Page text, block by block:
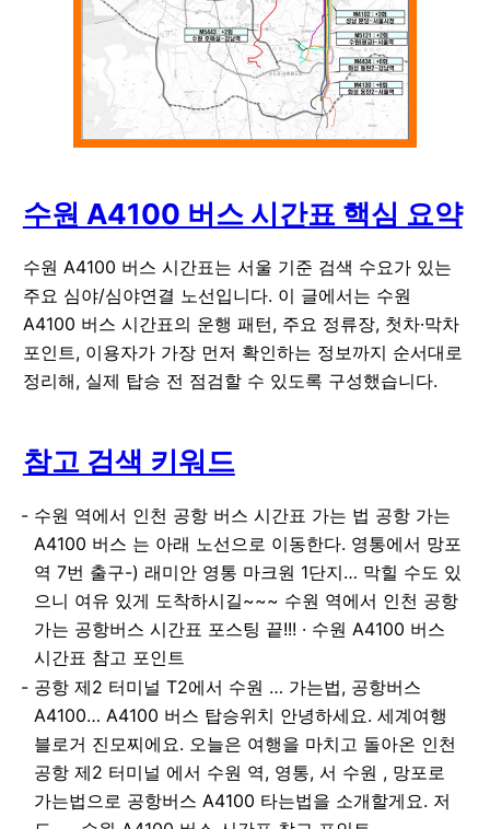
수원 A4100 버스 시간표 핵심 요약
수원 A4100 버스 시간표는 서울 기준 검색 수요가 있는
주요 심야/심야연결 노선입니다. 이 글에서는 수원
A4100 버스 시간표의 운행 패턴, 주요 정류장, 첫차·막차
포인트, 이용자가 가장 먼저 확인하는 정보까지 순서대로
정리해, 실제 탑승 전 점검할 수 있도록 구성했습니다.
참고 검색 키워드
수원 역에서 인천 공항 버스 시간표 가는 법 공항 가는
A4100 버스 는 아래 노선으로 이동한다. 영통에서 망포
역 7번 출구-) 래미안 영통 마크원 1단지… 막힐 수도 있
으니 여유 있게 도착하시길~~~ 수원 역에서 인천 공항
가는 공항버스 시간표 포스팅 끝!!! · 수원 A4100 버스
시간표 참고 포인트
공항 제2 터미널 T2에서 수원 … 가는법, 공항버스
A4100… A4100 버스 탑승위치 안녕하세요. 세계여행
블로거 진모찌에요. 오늘은 여행을 마치고 돌아온 인천
공항 제2 터미널 에서 수원 역, 영통, 서 수원 , 망포로
가는법으로 공항버스 A4100 타는법을 소개할게요. 저